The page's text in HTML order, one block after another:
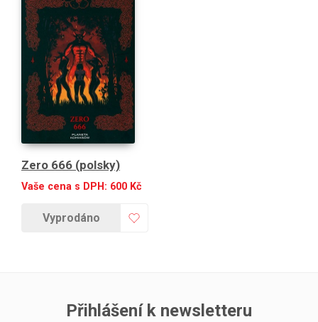
Zero 666 (polsky)
Vaše cena s DPH: 600 Kč
Vyprodáno
Přihlášení k newsletteru